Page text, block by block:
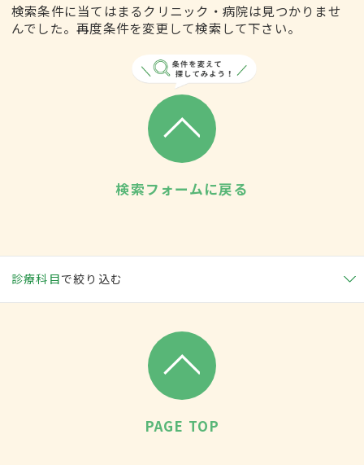
検索条件に当てはまるクリニック・病院は見つかりませ
んでした。再度条件を変更して検索して下さい。
検索フォームに戻る
診療科目で絞り込む
PAGE TOP